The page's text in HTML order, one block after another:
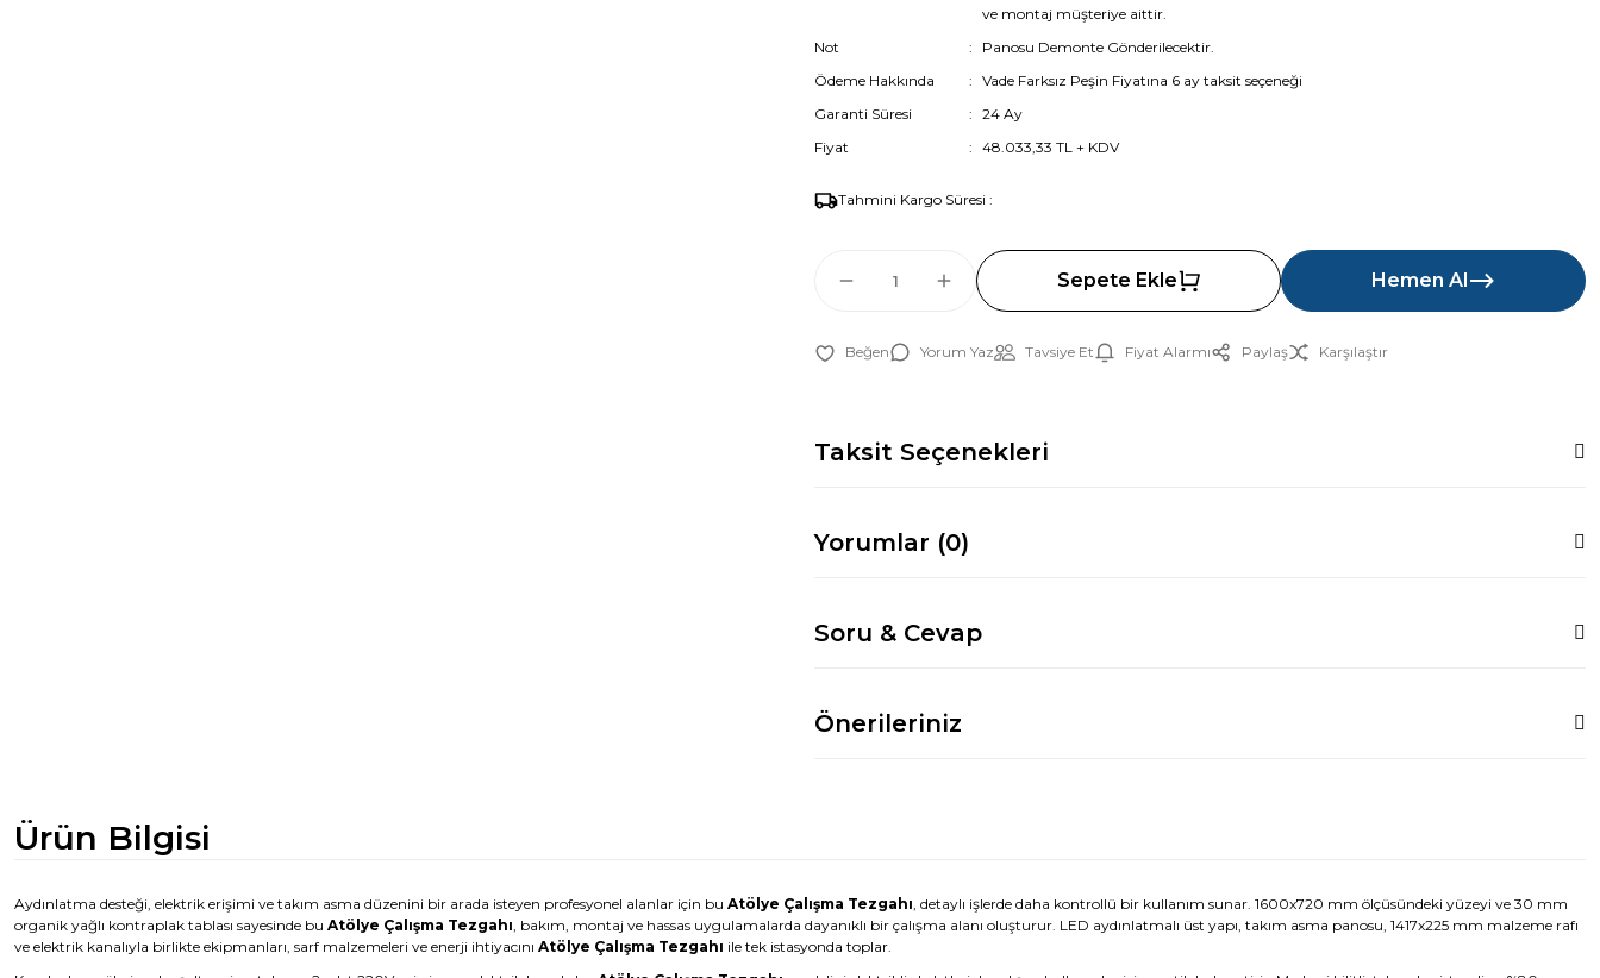
ve montaj müşteriye aittir.
Not
Panosu Demonte Gönderilecektir.
Ödeme Hakkında
Vade Farksız Peşin Fiyatına 6 ay taksit seçeneği
Garanti Süresi
24 Ay
Fiyat
48.033,33 TL + KDV
Tahmini Kargo Süresi :
Sepete Ekle Hemen Al
Yorum Yaz Tavsiye Et Fiyat Alarmı Paylaş Karşılaştır
Taksit Seçenekleri
Yorumlar (0)
Soru & Cevap
Önerileriniz
Ürün Bilgisi
Aydınlatma desteği, elektrik erişimi ve takım asma düzenini bir arada isteyen profesyonel alanlar için bu Atölye Çalışma Tezgahı, detaylı işlerde daha kontrollü bir kullanım sunar. 1600x720 mm ölçüsündeki yüzeyi ve 30 mm
organik yağlı kontraplak tablası sayesinde bu Atölye Çalışma Tezgahı, bakım, montaj ve hassas uygulamalarda dayanıklı bir çalışma alanı oluşturur. LED aydınlatmalı üst yapı, takım asma panosu, 1417x225 mm malzeme rafı
ve elektrik kanalıyla birlikte ekipmanları, sarf malzemeleri ve enerji ihtiyacını Atölye Çalışma Tezgahı ile tek istasyonda toplar.